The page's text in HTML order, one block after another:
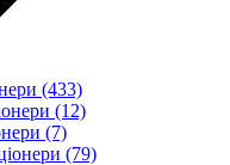
(433)
(12)
(7)
(79)